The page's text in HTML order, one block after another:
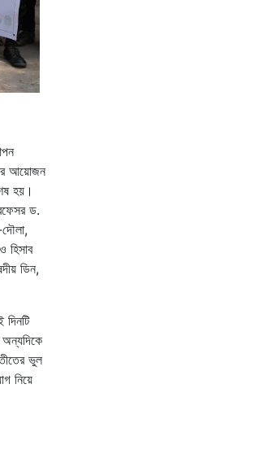
আয়োজন
হয়।
ড.
দৌলা,
হিসাব
ডিন,
দিনটি
অন্যদিকে
ভুল
নিয়ে